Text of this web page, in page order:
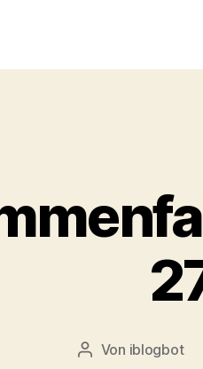
Beitragsautor
Von iblogbot